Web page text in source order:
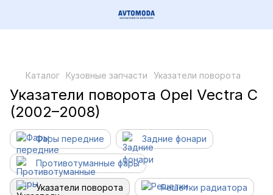
Каталог Кузовные запчасти Указатели поворота
Указатели поворота Opel Vectra C
(2002–2008)
Фары передние Задние фонари
Противотуманные фары
Указатели поворота Решетки радиатора